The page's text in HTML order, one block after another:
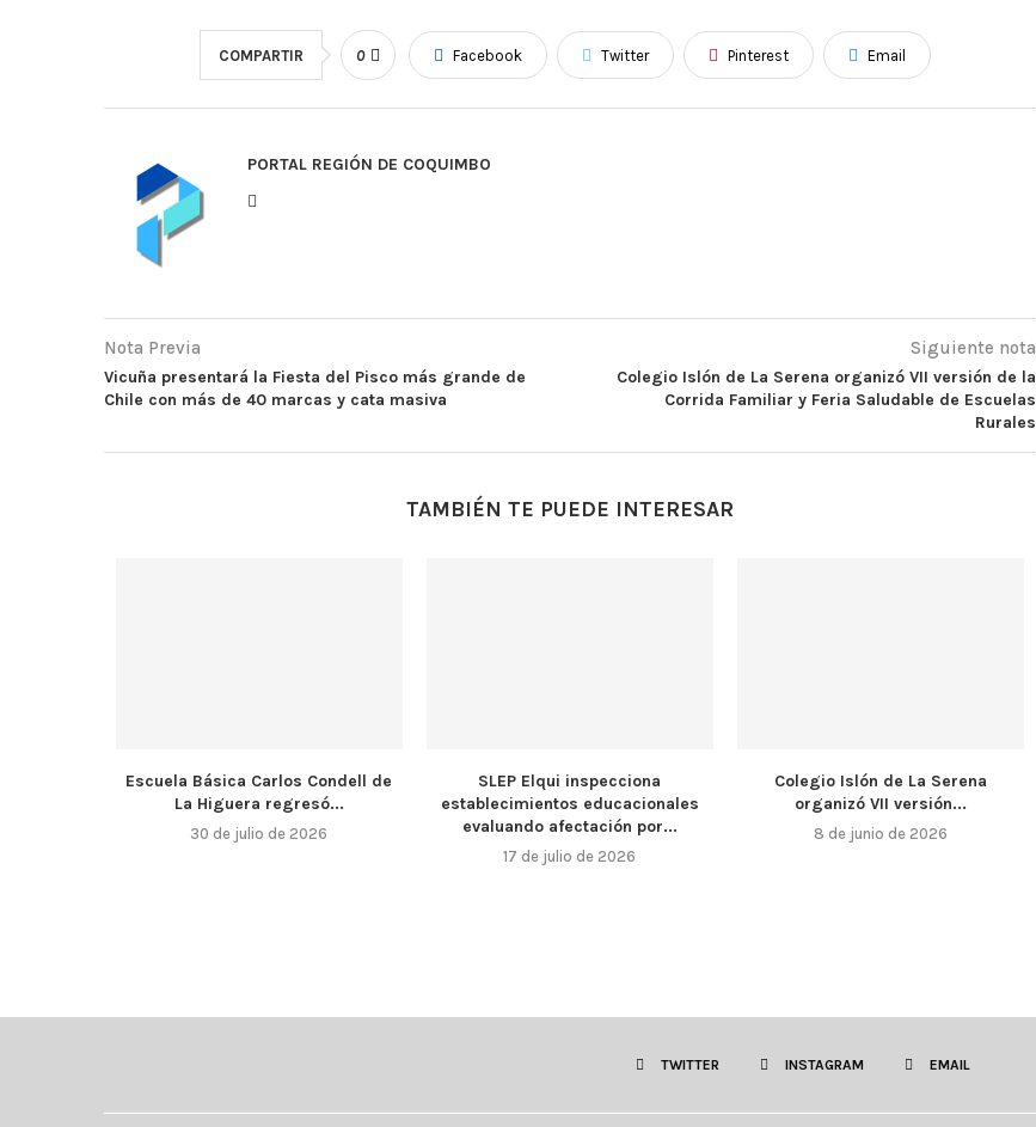
COMPARTIR 0 Facebook Twitter Pinterest Email
PORTAL REGIÓN DE COQUIMBO
Nota Previa
Vicuña presentará la Fiesta del Pisco más grande de
Chile con más de 40 marcas y cata masiva
Siguiente nota
Colegio Islón de La Serena organizó VII versión de la
Corrida Familiar y Feria Saludable de Escuelas
Rurales
TAMBIÉN TE PUEDE INTERESAR
Escuela Básica Carlos Condell de
La Higuera regresó...
30 de julio de 2026
SLEP Elqui inspecciona
establecimientos educacionales
evaluando afectación por...
17 de julio de 2026
Colegio Islón de La Serena
organizó VII versión...
8 de junio de 2026
TWITTER INSTAGRAM EMAIL